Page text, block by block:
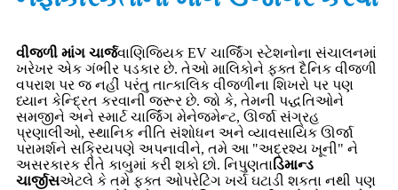
વીજળી માંગ ચાર્જવાણિજ્યિક EV ચાર્જિંગ સ્ટેશનોના સંચાલનમાં
ખરેખર એક ગંભીર પડકાર છે. તેઓ માલિકોને ફક્ત દૈનિક વીજળી
વપરાશ પર જ નહીં પરંતુ તાત્કાલિક વીજળીના શિખરો પર પણ
ધ્યાન કેન્દ્રિત કરવાની જરૂર છે. જો કે, તેમની પદ્ધતિઓને
સમજીને અને સ્માર્ટ ચાર્જિંગ મેનેજમેન્ટ, ઊર્જા સંગ્રહ
પ્રણાલીઓ, સ્થાનિક નીતિ સંશોધન અને વ્યાવસાયિક ઊર્જા
પરામર્શને સક્રિયપણે અપનાવીને, તમે આ "અદ્રશ્ય ખૂની" ને
અસરકારક રીતે કાબુમાં કરી શકો છો. નિપુણતાડિમાન્ડ
ચાર્જીસએટલે કે તમે ફક્ત ઓપરેટિંગ ખર્ચ ઘટાડી શકતા નથી પણ